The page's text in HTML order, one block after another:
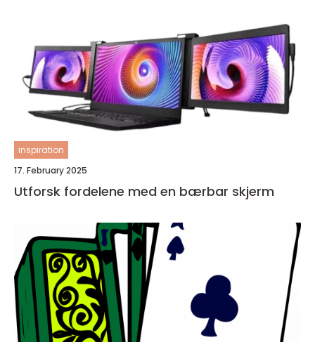
inspiration
17. February 2025
Utforsk fordelene med en bærbar skjerm